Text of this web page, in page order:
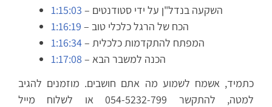
1:15:03
– השקעה בנדל"ן על ידי סטודנטים
1:16:19
– הכח של הרגל כלכלי טוב
1:16:34
– המפתח להתקדמות כלכלית
1:17:08
– הכנה למשבר הבא
כתמיד, אשמח לשמוע מה אתם חושבים. מוזמנים להגיב
למטה, להתקשר 054-5232-799 או לשלוח מייל